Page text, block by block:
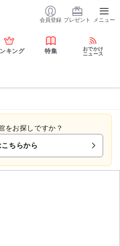
会員登録 プレゼント メニュー
キング 特集
おでかけ
ニュース
をお探しですか？
ちらから